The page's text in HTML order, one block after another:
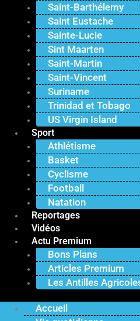
Saint-Barthélemy
Saint Eustache
Sainte-Lucie
Sint Maarten
Saint-Martin
Saint-Vincent
Suriname
Trinidad et Tobago
US Virgin Island
Sport
Athlétisme
Basket
Cyclisme
Football
Natation
Reportages
Vidéos
Actu Premium
Bons Plans
Articles Premium
Les Antilles
Accueil